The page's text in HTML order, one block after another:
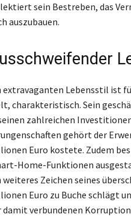
sein Bestreben, das
auszubauen.
extravaganten Lebensstil ist
charakteristisch. Sein
zahlreichen
gehört der
Euro kostete. Zudem
Home-Funktionen
weiteres Zeichen seines
Euro zu Buche schlägt
damit verbundenen